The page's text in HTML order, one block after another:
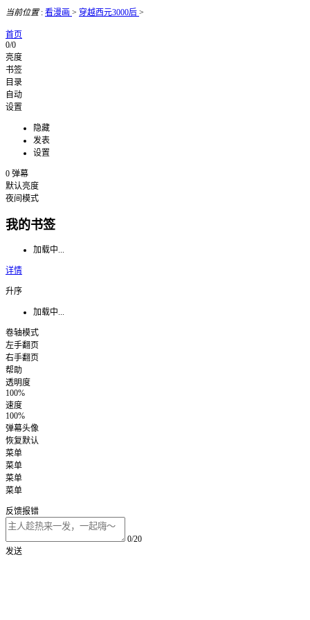
当前位置: 看漫画 > 穿越西元3000后 >
首页
0/0
亮度
书签
目录
自动
设置
隐藏
发表
设置
0 弹幕
默认亮度
夜间模式
我的书签
加载中...
详情
升序
加载中...
卷轴模式
左手翻页
右手翻页
帮助
透明度
100%
速度
100%
弹幕头像
恢复默认
菜单
菜单
菜单
菜单
反馈报错
0/20
发送